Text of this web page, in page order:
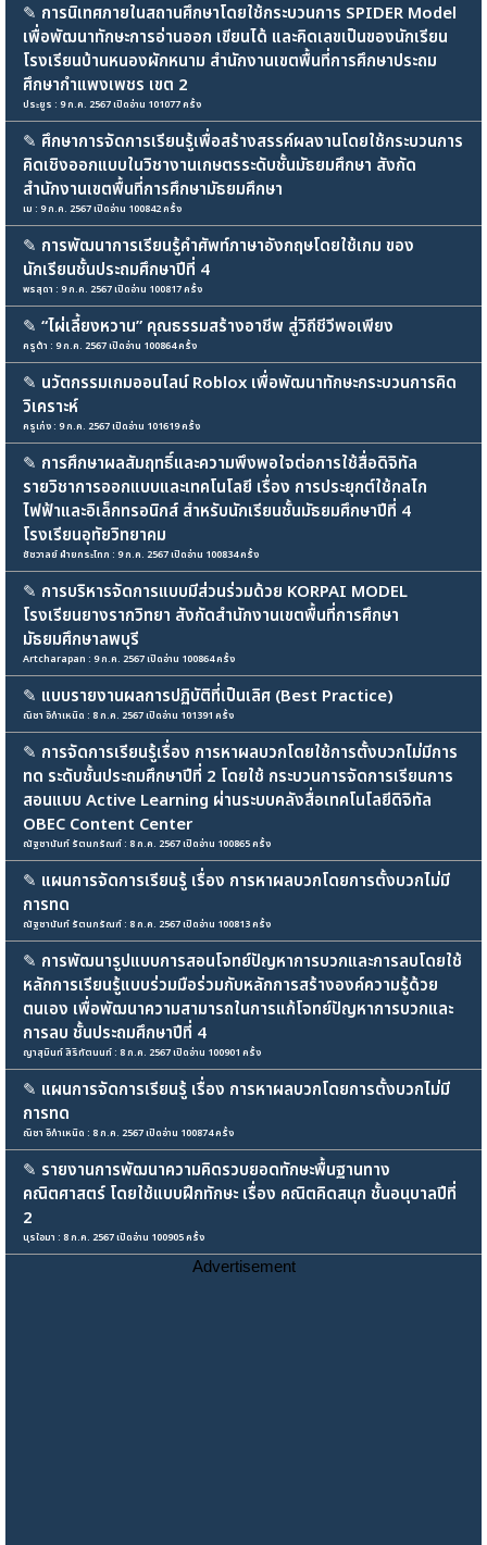
✎ การนิเทศภายในสถานศึกษาโดยใช้กระบวนการ SPIDER Model
เพื่อพัฒนาทักษะการอ่านออก เขียนได้ และคิดเลขเป็นของนักเรียน
โรงเรียนบ้านหนองผักหนาม สำนักงานเขตพื้นที่การศึกษาประถม
ศึกษากำแพงเพชร เขต 2
ประยูร : 9 ก.ค. 2567 เปิดอ่าน 101077 ครั้ง
✎ ศึกษาการจัดการเรียนรู้เพื่อสร้างสรรค์ผลงานโดยใช้กระบวนการ
คิดเชิงออกแบบในวิชางานเกษตรระดับชั้นมัธยมศึกษา สังกัด
สำนักงานเขตพื้นที่การศึกษามัธยมศึกษา
เม : 9 ก.ค. 2567 เปิดอ่าน 100842 ครั้ง
✎ การพัฒนาการเรียนรู้คำศัพท์ภาษาอังกฤษโดยใช้เกม ของ
นักเรียนชั้นประถมศึกษาปีที่ 4
พรสุดา : 9 ก.ค. 2567 เปิดอ่าน 100817 ครั้ง
✎ “ไผ่เลี้ยงหวาน” คุณธรรมสร้างอาชีพ สู่วิถีชีวีพอเพียง
ครูต้า : 9 ก.ค. 2567 เปิดอ่าน 100864 ครั้ง
✎ นวัตกรรมเกมออนไลน์ Roblox เพื่อพัฒนาทักษะกระบวนการคิด
วิเคราะห์
ครูเก่ง : 9 ก.ค. 2567 เปิดอ่าน 101619 ครั้ง
✎ การศึกษาผลสัมฤทธิ์และความพึงพอใจต่อการใช้สื่อดิจิทัล
รายวิชาการออกแบบและเทคโนโลยี เรื่อง การประยุกต์ใช้กลไก
ไฟฟ้าและอิเล็กทรอนิกส์ สำหรับนักเรียนชั้นมัธยมศึกษาปีที่ 4
โรงเรียนอุทัยวิทยาคม
ชัชวาลย์ ฝ่ายกระโทก : 9 ก.ค. 2567 เปิดอ่าน 100834 ครั้ง
✎ การบริหารจัดการแบบมีส่วนร่วมด้วย KORPAI MODEL
โรงเรียนยางรากวิทยา สังกัดสำนักงานเขตพื้นที่การศึกษา
มัธยมศึกษาลพบุรี
Artcharapan : 9 ก.ค. 2567 เปิดอ่าน 100864 ครั้ง
✎ แบบรายงานผลการปฏิบัติที่เป็นเลิศ (Best Practice)
ณิชา อิกำเหนิด : 8 ก.ค. 2567 เปิดอ่าน 101391 ครั้ง
✎ การจัดการเรียนรู้เรื่อง การหาผลบวกโดยใช้การตั้งบวกไม่มีการ
ทด ระดับชั้นประถมศึกษาปีที่ 2 โดยใช้ กระบวนการจัดการเรียนการ
สอนแบบ Active Learning ผ่านระบบคลังสื่อเทคโนโลยีดิจิทัล
OBEC Content Center
ณัฐชานันท์ รัตนกรัณฑ์ : 8 ก.ค. 2567 เปิดอ่าน 100865 ครั้ง
✎ แผนการจัดการเรียนรู้ เรื่อง การหาผลบวกโดยการตั้งบวกไม่มี
การทด
ณัฐชานันท์ รัตนกรัณฑ์ : 8 ก.ค. 2567 เปิดอ่าน 100813 ครั้ง
✎ การพัฒนารูปแบบการสอนโจทย์ปัญหาการบวกและการลบโดยใช้
หลักการเรียนรู้แบบร่วมมือร่วมกับหลักการสร้างองค์ความรู้ด้วย
ตนเอง เพื่อพัฒนาความสามารถในการแก้โจทย์ปัญหาการบวกและ
การลบ ชั้นประถมศึกษาปีที่ 4
ญาสุมินท์ สิริทัตนนท์ : 8 ก.ค. 2567 เปิดอ่าน 100901 ครั้ง
✎ แผนการจัดการเรียนรู้ เรื่อง การหาผลบวกโดยการตั้งบวกไม่มี
การทด
ณิชา อิกำเหนิด : 8 ก.ค. 2567 เปิดอ่าน 100874 ครั้ง
✎ รายงานการพัฒนาความคิดรวบยอดทักษะพื้นฐานทาง
คณิตศาสตร์ โดยใช้แบบฝึกทักษะ เรื่อง คณิตคิดสนุก ชั้นอนุบาลปีที่
2
นุรใอมา : 8 ก.ค. 2567 เปิดอ่าน 100905 ครั้ง
Advertisement